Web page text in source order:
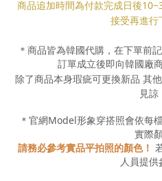
商品追加時間為付款完成日後10
接受再進行
＊商品皆為韓國代購，在下單前
訂單成立後即向韓國廠
除了商品本身瑕疵可更換新品 其
見諒
＊官網Model形象穿搭照會依每
實際
請務必參考實品平拍照的顏色！
人員提供